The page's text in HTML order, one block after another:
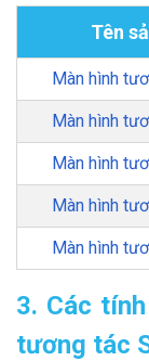
Tên
Màn hình
Màn hình
Màn hình
Màn hình
Màn hình
3. Các
tương tác